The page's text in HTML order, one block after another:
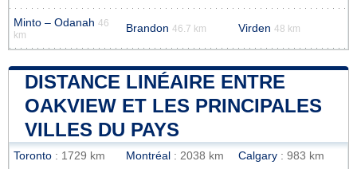
Minto – Odanah 46
km
Brandon 46.7 km Virden 48 km
DISTANCE LINÉAIRE ENTRE
OAKVIEW ET LES PRINCIPALES
VILLES DU PAYS
Toronto : 1729 km Montréal : 2038 km Calgary : 983 km